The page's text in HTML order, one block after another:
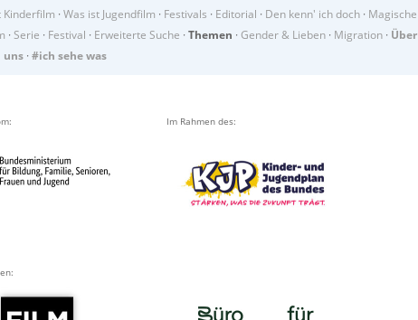
Kinderfilm · Was ist Jugendfilm · Festivals · Editorial · Den kenn' ich doch · Magische
· Serie · Festival · Erweiterte Suche · Themen · Gender & Lieben· Migration· Über
uns · #ich sehe was
Im Rahmen des: